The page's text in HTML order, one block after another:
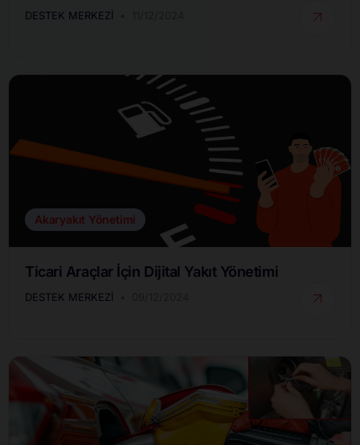
DESTEK MERKEZI
Akaryakıt Yönetimi
Ticari Araçlar İçin Dijital Yakıt Yönetimi
DESTEK MERKEZI